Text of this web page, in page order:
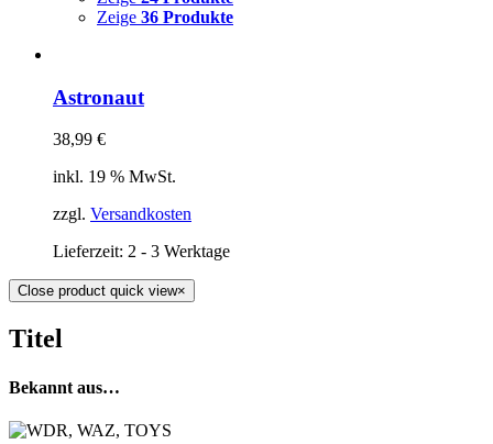
Zeige 36 Produkte
Astronaut
38,99 €
inkl. 19 % MwSt.
zzgl. Versandkosten
Lieferzeit: 2 - 3 Werktage
Close product quick view×
Titel
Bekannt aus…